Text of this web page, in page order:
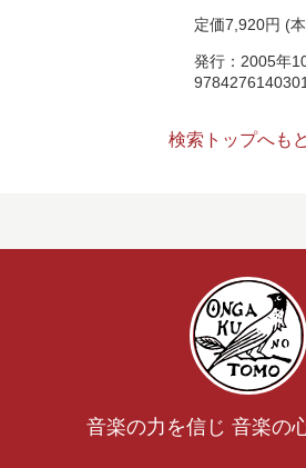
定価7,920円 (
発行：2005年
検索トップへも
音楽の力を信じ 音楽の